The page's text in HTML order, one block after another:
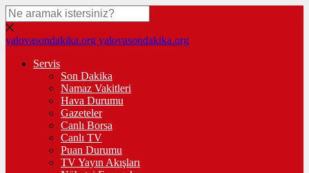
yalovasondakika.org yalovasondakika.org
Servis
Son Dakika
Namaz Vakitleri
Hava Durumu
Gazeteler
Canlı Borsa
Canlı TV
Puan Durumu
TV Yayın Akışları